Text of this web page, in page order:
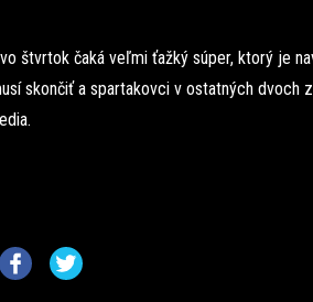
štvrtok čaká veľmi ťažký súper, ktorý je
skončiť a spartakovci v ostatných dvoch